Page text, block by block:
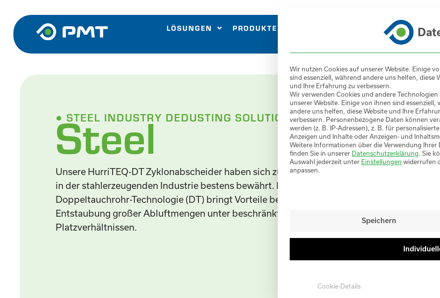
Inhalt
springen
● STEEL INDUSTRY DEDUSTING SOLUTIONS
Steel
Unsere HurriTEQ-DT Zyklonabscheider haben sich zur Entstaubung
in der stahlerzeugenden Industrie bestens bewährt. Die patentierte
Doppeltauchrohr-Technologie (DT) bringt Vorteile bei der
Entstaubung großer Abluftmengen unter beschränkten
Platzverhältnissen.
LÖSUNGEN PRODUKTE REFERENZEN
Wir nutzen Cookies auf unserer Website. Einige
sind essenziell, während andere uns helfen, diese
und Ihre Erfahrung zu verbessern.
Wir verwenden Cookies und andere Technologien
unserer Website. Einige von ihnen sind essenziell,
andere uns helfen, diese Website und Ihre
verbessern. Personenbezogene Daten können
werden (z. B. IP-Adressen), z. B. für personalisierte
Anzeigen und Inhalte oder Anzeigen- und
Weitere Informationen über die Verwendung Ihrer
finden Sie in unserer Datenschutzerklärung. Sie
Auswahl jederzeit unter Einstellungen widerrufen
anpassen.
Speichern
Cookie-Details